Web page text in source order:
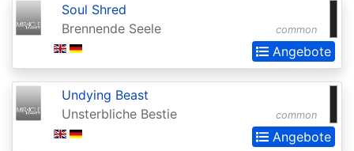
Kamigawa
Bloomburrow
Bloomburrow:
Extras
Born
common
Soul Shred
Brennende Seele
Angebote
common
Undying Beast
Unsterbliche Bestie
Angebote